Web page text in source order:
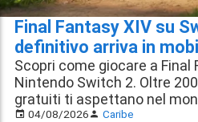
Final Fantasy XIV su
definitivo arriva in
Scopri come giocare a Final
Nintendo Switch 2. Oltre
gratuiti ti aspettano nel
04/08/2026 Caribe